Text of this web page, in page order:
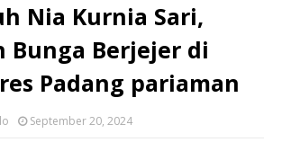
Nia Kurnia Sari,
Bunga Berjejer di
Padang pariaman
September 20, 2024